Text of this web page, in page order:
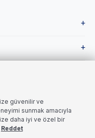
güvenilir ve
sunmak amacıyla
daha iyi ve özel bir
Reddet